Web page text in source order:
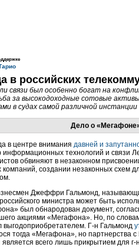
в российских
связи был особенно богат на
за высокодоходные сотовые
в судах самой различной
Дело о
в центре внимания давней и
информационных технологий и связи
обвиняют в незаконном
компаний, создании незаконных схем
Джеффри Гальмонд,
министра может быть
был обнародован документ,
акциями «Мегафона». Но, по
Г-н Гальмонд
тогда «Мегафона», но партнерства
всего лишь прикрытием для